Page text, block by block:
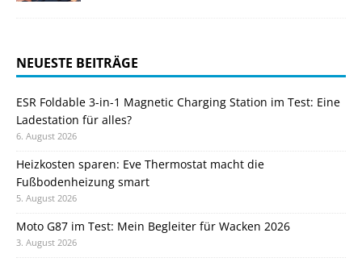
NEUESTE BEITRÄGE
ESR Foldable 3-in-1 Magnetic Charging Station im Test: Eine
Ladestation für alles?
6. August 2026
Heizkosten sparen: Eve Thermostat macht die
Fußbodenheizung smart
5. August 2026
Moto G87 im Test: Mein Begleiter für Wacken 2026
3. August 2026